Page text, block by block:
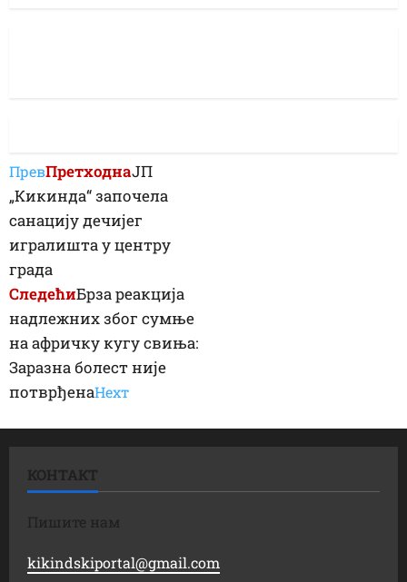
ПревПретходнаЈП
„Кикинда“ започела
санацију дечијег
игралишта у центру
града
СледећиБрза реакција
надлежних због сумње
на афричку кугу свиња:
Заразна болест није
потврђенаНеxт
КОНТАКТ
Пишите нам
kikindskiportal@gmail.com